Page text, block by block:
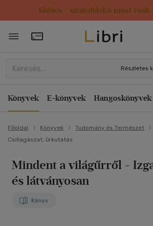
Kulacs / strandtáska most csak
Törzsvásárlói Kártya adatai
Részletes
Könyvek E-könyvek Hangoskönyvek
Főoldal Könyvek
Tudomány és Természet
Csillagászat, űrkutatás
Mindent a világűrről -
és látványosan
Könyv